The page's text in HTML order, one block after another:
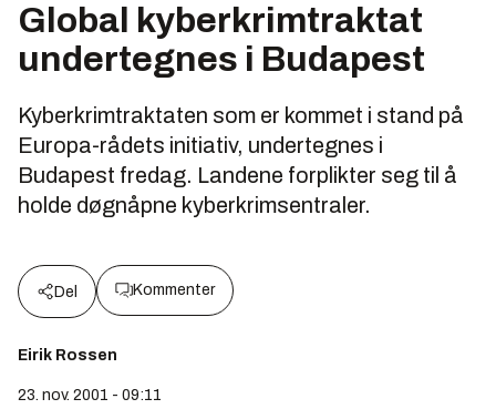
Global kyberkrimtraktat
undertegnes i Budapest
Kyberkrimtraktaten som er kommet i stand på
Europa-rådets initiativ, undertegnes i
Budapest fredag. Landene forplikter seg til å
holde døgnåpne kyberkrimsentraler.
Del Kommenter
Eirik Rossen
23. nov. 2001 - 09:11